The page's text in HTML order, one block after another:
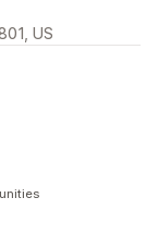
US